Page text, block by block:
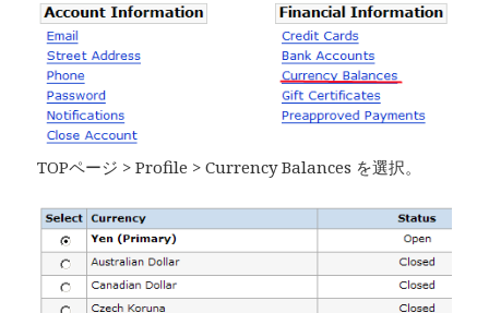
TOPページ > Profile > Currency Balances を選択。